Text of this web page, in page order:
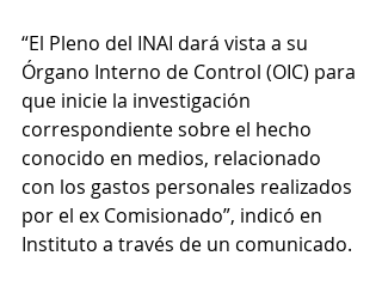
“El Pleno del INAI dará vista a su
Órgano Interno de Control (OIC) para
que inicie la investigación
correspondiente sobre el hecho
conocido en medios, relacionado
con los gastos personales realizados
por el ex Comisionado”, indicó en
Instituto a través de un comunicado.